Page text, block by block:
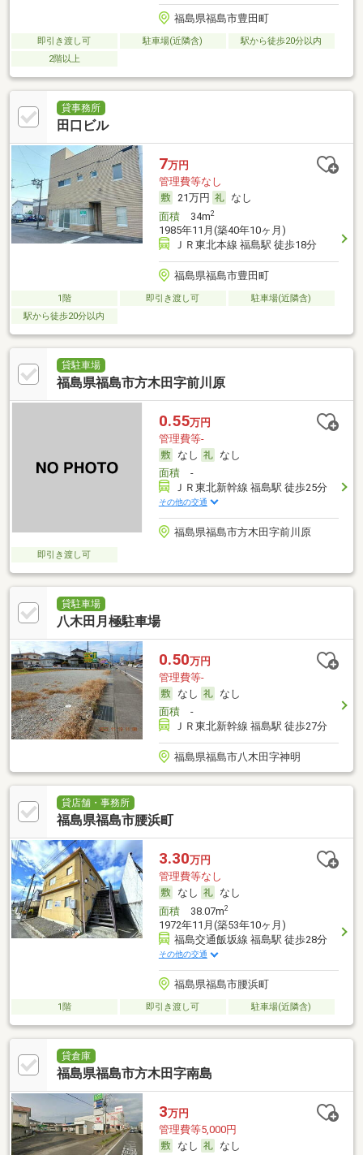
福島県福島市豊田町
即引き渡し可 駐車場(近隣含)
駅から徒歩20分以内
2階以上
貸事務所
田口ビル
7万円
管理費等なし
21万円
なし
面積34m2
1985年11月(築40年10ヶ月)
ＪＲ東北本線 福島駅 徒歩18分
福島県福島市豊田町
1階 即引き渡し可
駐車場(近隣含)
駅から徒歩20分以内
貸駐車場
福島県福島市方木田字前川原
0.55万円
管理費等-
なし
なし
面積-
ＪＲ東北新幹線 福島駅 徒歩25分
その他の交通
福島県福島市方木田字前川原
即引き渡し可
貸駐車場
八木田月極駐車場
0.50万円
管理費等-
なし
なし
面積-
ＪＲ東北新幹線 福島駅 徒歩27分
福島県福島市八木田字神明
貸店舗・事務所
福島県福島市腰浜町
3.30万円
管理費等なし
なし
なし
面積38.07m2
1972年11月(築53年10ヶ月)
福島交通飯坂線 福島駅 徒歩28分
その他の交通
福島県福島市腰浜町
1階 即引き渡し可 駐車場(近隣含)
貸倉庫
福島県福島市方木田字南島
3万円
管理費等5,000円
なし
なし